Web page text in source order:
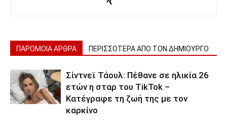
ΠΑΡΟΜΟΙΑ ΑΡΘΡΑ ΠΕΡΙΣΣΟΤΕΡΑ ΑΠΟ ΤΟΝ ΔΗΜΙΟΥΡΓΟ
Σίντνεϊ Τάουλ: Πέθανε σε ηλικία 26
ετών η σταρ του TikTok –
Kατέγραφε τη ζωή της με τον
καρκίνο